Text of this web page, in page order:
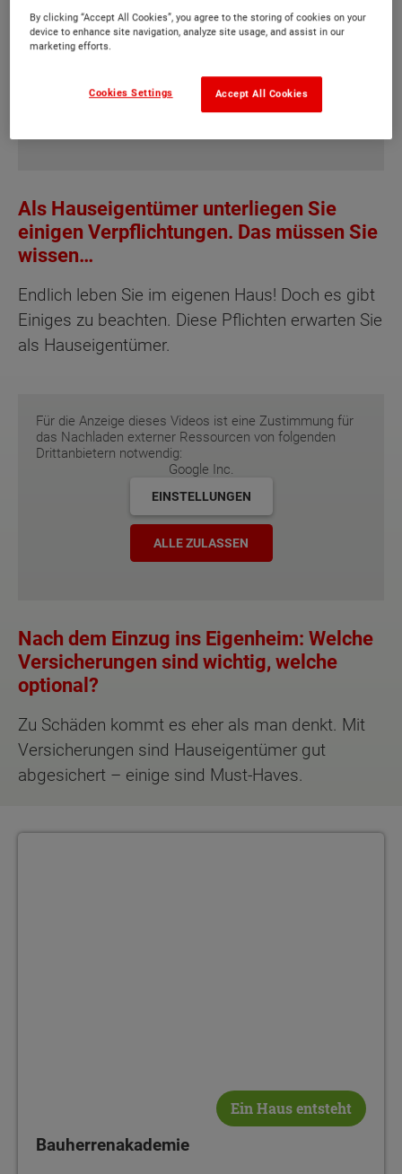
Drittanbietern notwendig:
Google Inc.
ALLE ZULASSEN
Als Hauseigentümer unterliegen Sie
einigen Verpflichtungen. Das müssen Sie
wissen…
Endlich leben Sie im eigenen Haus! Doch es gibt
Einiges zu beachten. Diese Pflichten erwarten Sie
als Hauseigentümer.
Für die Anzeige dieses Videos ist eine Zustimmung für
das Nachladen externer Ressourcen von folgenden
Drittanbietern notwendig:
Google Inc.
EINSTELLUNGEN
ALLE ZULASSEN
Nach dem Einzug ins Eigenheim: Welche
Versicherungen sind wichtig, welche
optional?
Zu Schäden kommt es eher als man denkt. Mit
Versicherungen sind Hauseigentümer gut
abgesichert – einige sind Must-Haves.
Ein Haus entsteht
Bauherrenakademie
By clicking “Accept All Cookies”, you agree to the storing of cookies on your
device to enhance site navigation, analyze site usage, and assist in our
marketing efforts.
Accept All Cookies
Cookies Settings